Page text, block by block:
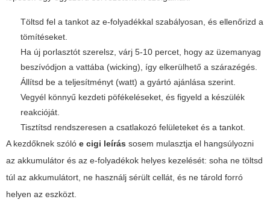
Töltsd fel a tankot az e-folyadékkal szabályosan, és ellenőrizd a
tömítéseket.
Ha új porlasztót szerelsz, várj 5-10 percet, hogy az üzemanyag
beszívódjon a vattába (wicking), így elkerülhető a szárazégés.
Állítsd be a teljesítményt (watt) a gyártó ajánlása szerint.
Vegyél könnyű kezdeti pöfékeléseket, és figyeld a készülék
reakcióját.
Tisztítsd rendszeresen a csatlakozó felületeket és a tankot.
A kezdőknek szóló e cigi leírás sosem mulasztja el hangsúlyozni
az akkumulátor és az e-folyadékok helyes kezelését: soha ne töltsd
túl az akkumulátort, ne használj sérült cellát, és ne tárold forró
helyen az eszközt.